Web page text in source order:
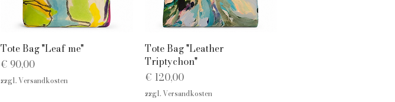
Schnellansicht
Tote Bag "Leaf me"
Preis
€ 90,00
zzgl. Versandkosten
Schnellansicht
Tote Bag "Leather
Triptychon"
Preis
€ 120,00
zzgl. Versandkosten